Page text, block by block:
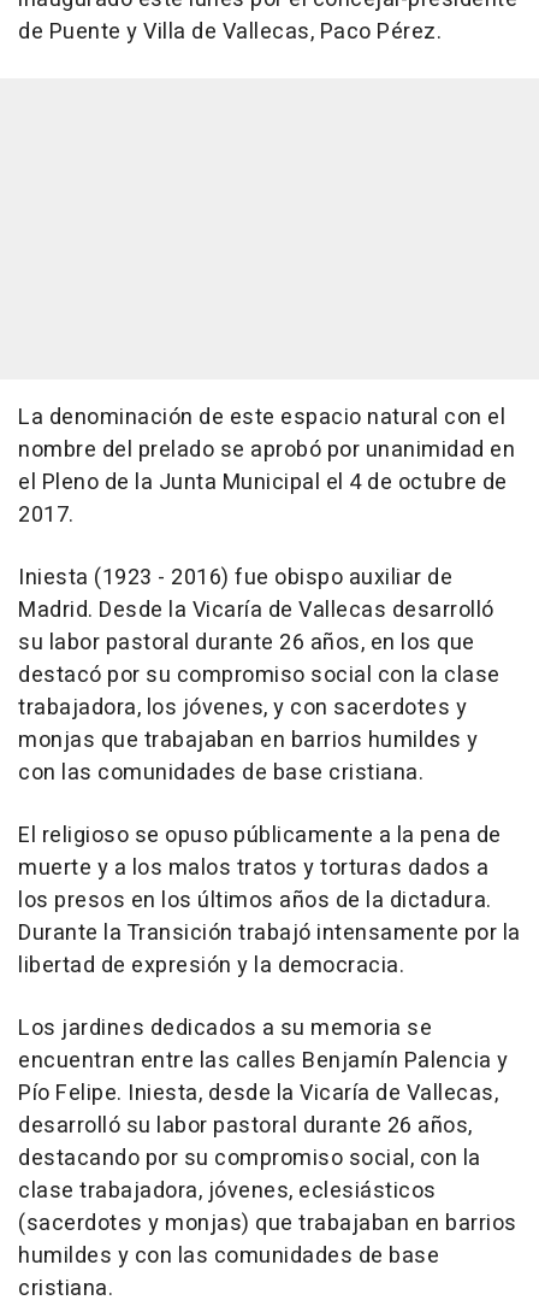
de Puente y Villa de Vallecas, Paco Pérez.
La denominación de este espacio natural con el
nombre del prelado se aprobó por unanimidad en
el Pleno de la Junta Municipal el 4 de octubre de
2017.
Iniesta (1923 - 2016) fue obispo auxiliar de
Madrid. Desde la Vicaría de Vallecas desarrolló
su labor pastoral durante 26 años, en los que
destacó por su compromiso social con la clase
trabajadora, los jóvenes, y con sacerdotes y
monjas que trabajaban en barrios humildes y
con las comunidades de base cristiana.
El religioso se opuso públicamente a la pena de
muerte y a los malos tratos y torturas dados a
los presos en los últimos años de la dictadura.
Durante la Transición trabajó intensamente por la
libertad de expresión y la democracia.
Los jardines dedicados a su memoria se
encuentran entre las calles Benjamín Palencia y
Pío Felipe. Iniesta, desde la Vicaría de Vallecas,
desarrolló su labor pastoral durante 26 años,
destacando por su compromiso social, con la
clase trabajadora, jóvenes, eclesiásticos
(sacerdotes y monjas) que trabajaban en barrios
humildes y con las comunidades de base
cristiana.